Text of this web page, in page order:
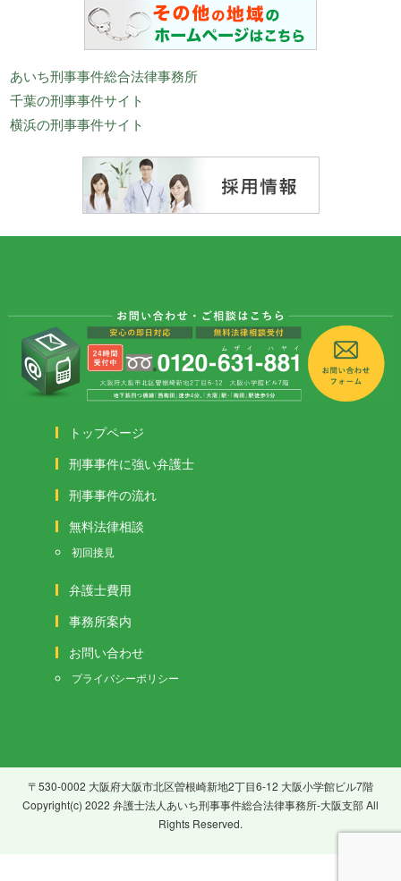
あいち刑事事件総合法律事務所
千葉の刑事事件サイト
横浜の刑事事件サイト
トップページ
刑事事件に強い弁護士
刑事事件の流れ
無料法律相談
初回接見
弁護士費用
事務所案内
お問い合わせ
プライバシーポリシー
〒530-0002 大阪府大阪市北区曽根崎新地2丁目6-12 大阪小学館ビル7階
Copyright(c) 2022 弁護士法人あいち刑事事件総合法律事務所-大阪支部 All
Rights Reserved.